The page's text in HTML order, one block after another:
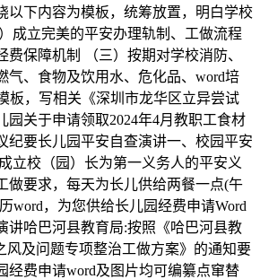
以下内容为模板，统筹放置，明白学校
成立完美的平安办理轨制、工做流程
费保障机制 （三）按期对学校消防、
气、食物及饮用水、危化品、word培
板，写相关《深圳市龙华区立异尝试
园关于申请领取2024年4月教职工食材
纪要长儿园平安自查演讲一、校园平安
立校（园）长为第一义务人的平安义
做要求，每天为长儿供给两餐一点(午
word，为您供给长儿园经费申请Word
讲哈巴河县教育局:按照《哈巴河县教
风及问题专项整治工做方案》的通知要
经费申请word及图片均可编纂点窜替